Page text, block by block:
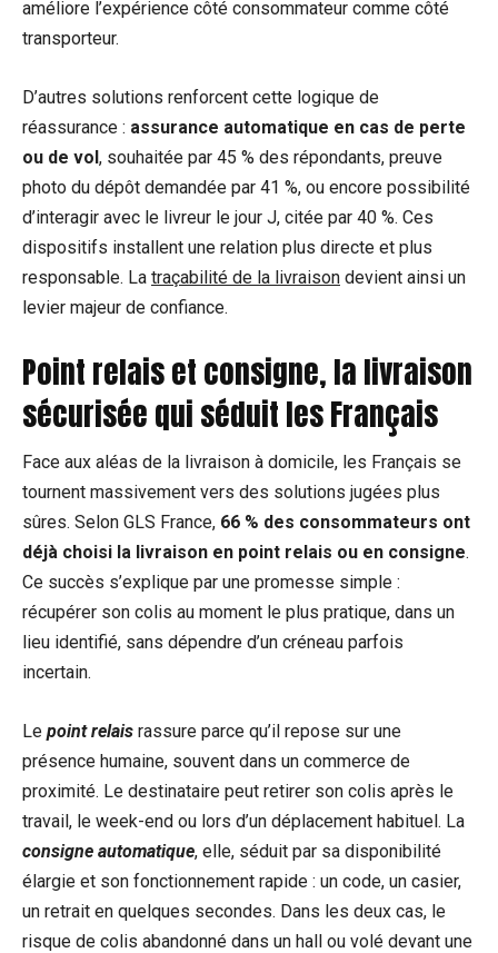
améliore l’expérience côté consommateur comme côté
transporteur.
D’autres solutions renforcent cette logique de
réassurance : assurance automatique en cas de perte
ou de vol, souhaitée par 45 % des répondants, preuve
photo du dépôt demandée par 41 %, ou encore possibilité
d’interagir avec le livreur le jour J, citée par 40 %. Ces
dispositifs installent une relation plus directe et plus
responsable. La traçabilité de la livraison devient ainsi un
levier majeur de confiance.
Point relais et consigne, la livraison
sécurisée qui séduit les Français
Face aux aléas de la livraison à domicile, les Français se
tournent massivement vers des solutions jugées plus
sûres. Selon GLS France, 66 % des consommateurs ont
déjà choisi la livraison en point relais ou en consigne.
Ce succès s’explique par une promesse simple :
récupérer son colis au moment le plus pratique, dans un
lieu identifié, sans dépendre d’un créneau parfois
incertain.
Le point relais rassure parce qu’il repose sur une
présence humaine, souvent dans un commerce de
proximité. Le destinataire peut retirer son colis après le
travail, le week-end ou lors d’un déplacement habituel. La
consigne automatique, elle, séduit par sa disponibilité
élargie et son fonctionnement rapide : un code, un casier,
un retrait en quelques secondes. Dans les deux cas, le
risque de colis abandonné dans un hall ou volé devant une